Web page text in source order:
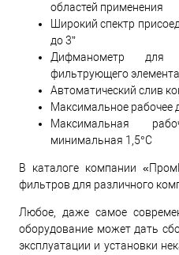
областей применения
Широкий спектр
до 3”
Дифманометр для
фильтрующего элемента
Автоматический слив
Максимальное рабочее
Максимальная
минимальная 1,5°С
В каталоге компании
фильтров для различного
Любое, даже самое
оборудование может дать
эксплуатации и установки